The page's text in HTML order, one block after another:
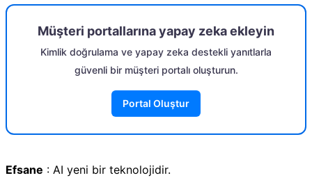
Müşteri portallarına yapay zeka ekleyin
Kimlik doğrulama ve yapay zeka destekli yanıtlarla
güvenli bir müşteri portalı oluşturun.
Portal Oluştur
Efsane : AI yeni bir teknolojidir.